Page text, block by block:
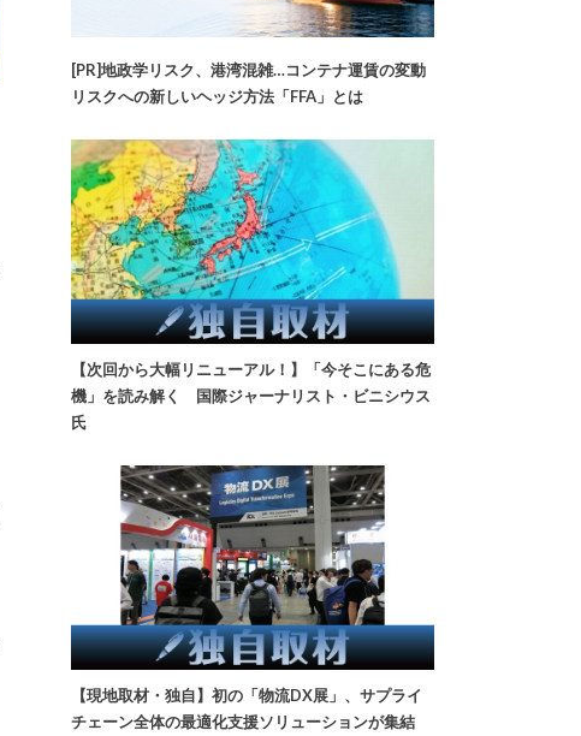
[PR]地政学リスク、港湾混雑…コンテナ運賃の変動
リスクへの新しいヘッジ方法「FFA」とは
【次回から大幅リニューアル！】「今そこにある危
機」を読み解く 国際ジャーナリスト・ビニシウス
氏
【現地取材・独自】初の「物流DX展」、サプライ
チェーン全体の最適化支援ソリューションが集結